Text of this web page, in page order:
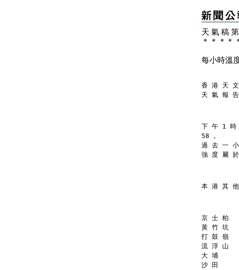
天 氣 稿
＊
＊ ＊ ＊
每小時溫
香 港 天
天 氣 報 告
下 午 1 時
58 。
過 去 一
強 度 屬
本 港 其
京 士 柏
黃 竹 坑
打 鼓 嶺
流 浮 山
大 埔
沙 田